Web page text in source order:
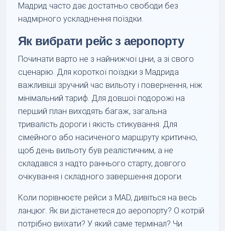
Мадрид часто дає достатньо свободи без
надмірного ускладнення поїздки.
Як вибрати рейс з аеропорту
Починати варто не з найнижчої ціни, а зі свого
сценарію. Для короткої поїздки з Мадрида
важливіші зручний час вильоту і повернення, ніж
мінімальний тариф. Для довшої подорожі на
перший план виходять багаж, загальна
тривалість дороги і якість стикування. Для
сімейного або насиченого маршруту критично,
щоб день вильоту був реалістичним, а не
складався з надто раннього старту, довгого
очікування і складного завершення дороги.
Коли порівнюєте рейси з MAD, дивіться на весь
ланцюг. Як ви дістанетеся до аеропорту? О котрій
потрібно виїхати? У який саме термінал? Чи